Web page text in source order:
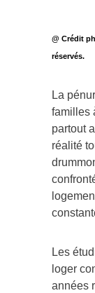
@ Crédit
réservés.
La
familles
partout
réalité
Les
loger
années